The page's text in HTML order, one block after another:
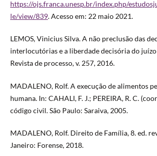
https://ojs.franca.unesp.br/index.php/
le/view/839. Acesso em: 22 maio 2021.
LEMOS, Vinicius Silva. A não preclusão das
interlocutórias e a liberdade decisória do
Revista de processo, v. 257, 2016.
MADALENO, Rolf. A execução de alimentos
humana. In: CAHALI, F. J.; PEREIRA, R. C.
código civil. São Paulo: Saraiva, 2005.
MADALENO, Rolf. Direito de Família, 8. ed.
Janeiro: Forense, 2018.